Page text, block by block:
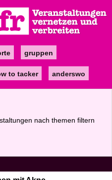
gruppen
to tacker anderswo
nach themen filtern